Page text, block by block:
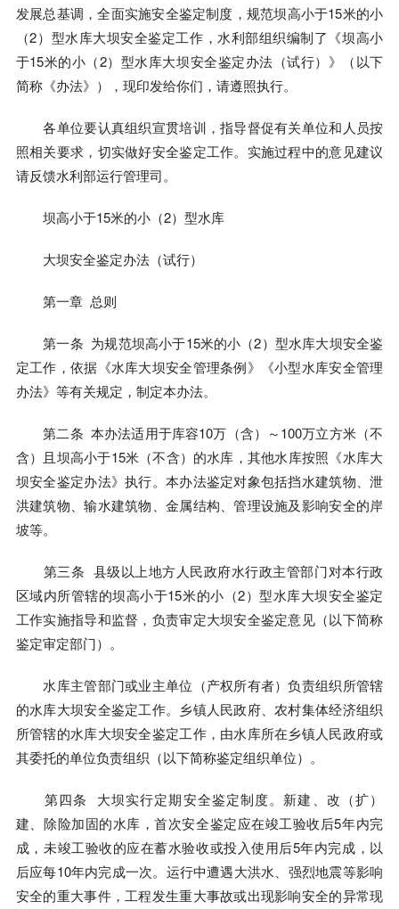
发展总基调，全面实施安全鉴定制度，规范坝高小于15米的小
（2）型水库大坝安全鉴定工作，水利部组织编制了《坝高小
于15米的小（2）型水库大坝安全鉴定办法（试行）》（以下
简称《办法》），现印发给你们，请遵照执行。
各单位要认真组织宣贯培训，指导督促有关单位和人员按
照相关要求，切实做好安全鉴定工作。实施过程中的意见建议
请反馈水利部运行管理司。
坝高小于15米的小（2）型水库
大坝安全鉴定办法（试行）
第一章 总则
第一条 为规范坝高小于15米的小（2）型水库大坝安全鉴
定工作，依据《水库大坝安全管理条例》《小型水库安全管理
办法》等有关规定，制定本办法。
第二条 本办法适用于库容10万（含）～100万立方米（不
含）且坝高小于15米（不含）的水库，其他水库按照《水库大
坝安全鉴定办法》执行。本办法鉴定对象包括挡水建筑物、泄
洪建筑物、输水建筑物、金属结构、管理设施及影响安全的岸
坡等。
第三条 县级以上地方人民政府水行政主管部门对本行政
区域内所管辖的坝高小于15米的小（2）型水库大坝安全鉴定
工作实施指导和监督，负责审定大坝安全鉴定意见（以下简称
鉴定审定部门）。
水库主管部门或业主单位（产权所有者）负责组织所管辖
的水库大坝安全鉴定工作。乡镇人民政府、农村集体经济组织
所管辖的水库大坝安全鉴定工作，由水库所在乡镇人民政府或
其委托的单位负责组织（以下简称鉴定组织单位）。
第四条 大坝实行定期安全鉴定制度。新建、改（扩）
建、除险加固的水库，首次安全鉴定应在竣工验收后5年内完
成，未竣工验收的应在蓄水验收或投入使用后5年内完成，以
后应每10年内完成一次。运行中遭遇大洪水、强烈地震等影响
安全的重大事件，工程发生重大事故或出现影响安全的异常现